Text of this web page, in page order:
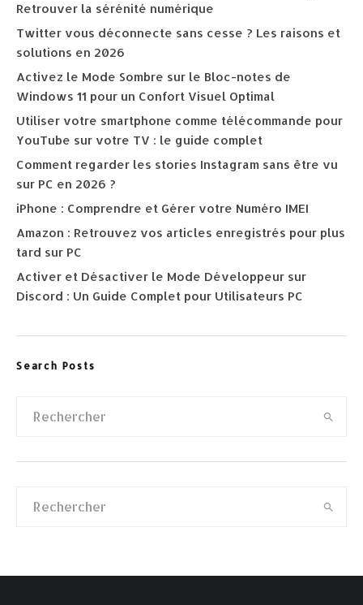
Retrouver la sérénité numérique
Twitter vous déconnecte sans cesse ? Les raisons et
solutions en 2026
Activez le Mode Sombre sur le Bloc-notes de
Windows 11 pour un Confort Visuel Optimal
Utiliser votre smartphone comme télécommande pour
YouTube sur votre TV : le guide complet
Comment regarder les stories Instagram sans être vu
sur PC en 2026 ?
iPhone : Comprendre et Gérer votre Numéro IMEI
Amazon : Retrouvez vos articles enregistrés pour plus
tard sur PC
Activer et Désactiver le Mode Développeur sur
Discord : Un Guide Complet pour Utilisateurs PC
Search Posts